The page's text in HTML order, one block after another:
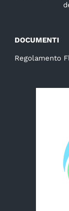
DOCUMENTI
Regolamento